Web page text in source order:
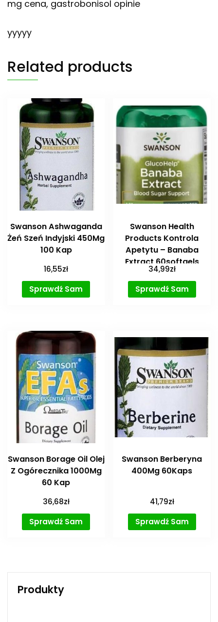
mg cena, gastrobonisol opinie
yyyyy
Related products
Swanson Ashwaganda
Żeń Szeń Indyjski 450Mg
100 Kap
16,55zł
Sprawdź Sam
Swanson Health
Products Kontrola
Apetytu – Banaba
Extract 60softgels
34,99zł
Sprawdź Sam
Swanson Borage Oil Olej
Z Ogórecznika 1000Mg
60 Kap
36,68zł
Sprawdź Sam
Swanson Berberyna
400Mg 60Kaps
41,79zł
Sprawdź Sam
Produkty